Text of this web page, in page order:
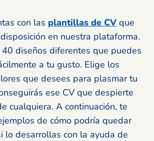
con las plantillas de CV que
en nuestra plataforma.
40 diseños diferentes que puedes
a tu gusto. Elige los
que desees para plasmar tu
ese CV que despierte
cualquiera. A continuación, te
de cómo podría quedar
lo desarrollas con la ayuda de